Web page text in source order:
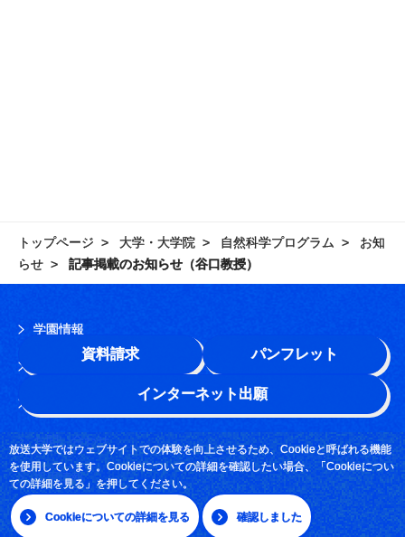
放送大学ではウェブサイトでの体験を向上させるため、Cookieと呼ばれる機能
を使用しています。Cookieについての詳細を確認したい場合、「Cookieについ
ての詳細を見る」を押してください。
Cookieについての詳細を見る 確認しました
資料請求 パンフレット
インターネット出願
トップページ 大学・大学院 自然科学プログラム
お知
らせ
記事掲載のお知らせ（谷口教授）
学園情報
このサイトについて
お問い合わせ
採用情報
サイトマップ